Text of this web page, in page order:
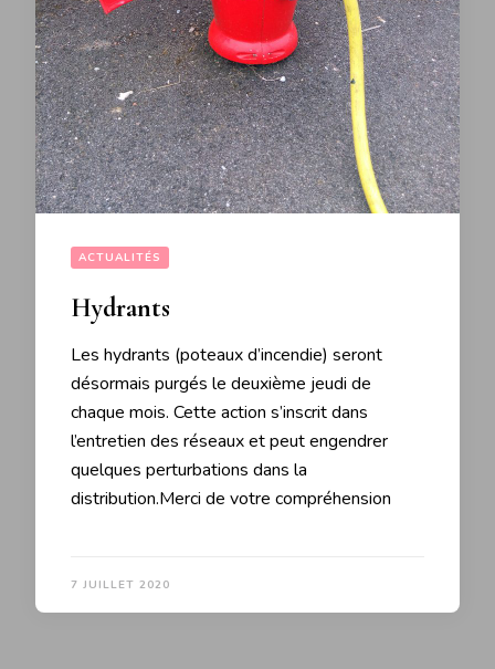
ACTUALITÉS
Hydrants
Les hydrants (poteaux d’incendie) seront
désormais purgés le deuxième jeudi de
chaque mois. Cette action s’inscrit dans
l’entretien des réseaux et peut engendrer
quelques perturbations dans la
distribution.Merci de votre compréhension
7 JUILLET 2020